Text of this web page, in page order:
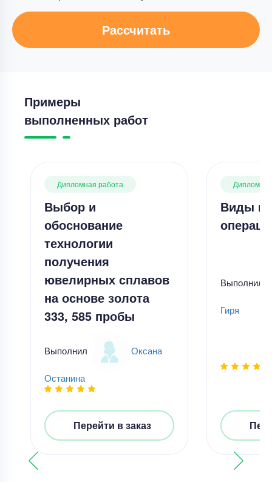
Рассчитать
Примеры
выполненных работ
Дипломная работа
Выбор и
обоснование
технологии
получения
ювелирных сплавов
на основе золота
333, 585 пробы
Выполнил Оксана
Останина
Перейти в заказ
Виды
Выполнил
Гиря